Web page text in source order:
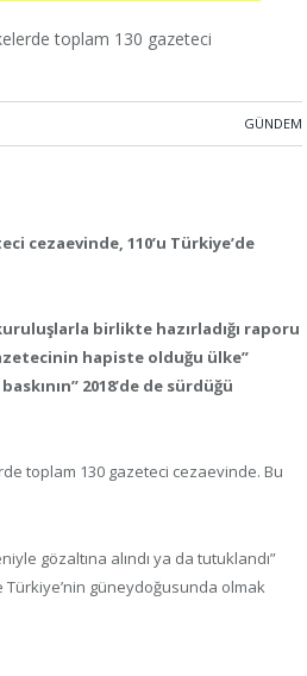
toplam 130 gazeteci
GÜNDEM
cezaevinde, 110’u Türkiye’de
birlikte hazırladığı raporu
hapiste olduğu ülke”
2018’de de sürdüğü
toplam 130 gazeteci cezaevinde. Bu
gözaltına alındı ya da tutuklandı”
Türkiye’nin güneydoğusunda olmak